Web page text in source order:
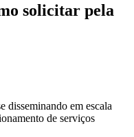
solicitar pela
disseminando em escala
de serviços